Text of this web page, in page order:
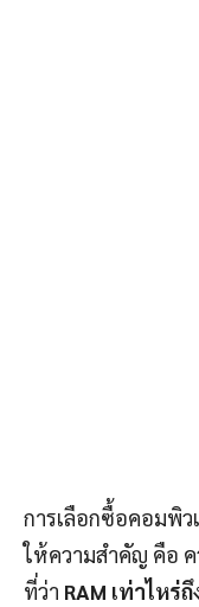
การเลือกซื้อคอมพิ
ให้ความสำคัญ คือ
ที่ว่า RAM เท่าไหร่